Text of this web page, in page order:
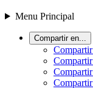
Menu Principal
Compartir en...